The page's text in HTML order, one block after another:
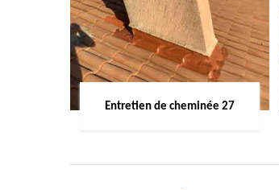
Entretien de cheminée 27